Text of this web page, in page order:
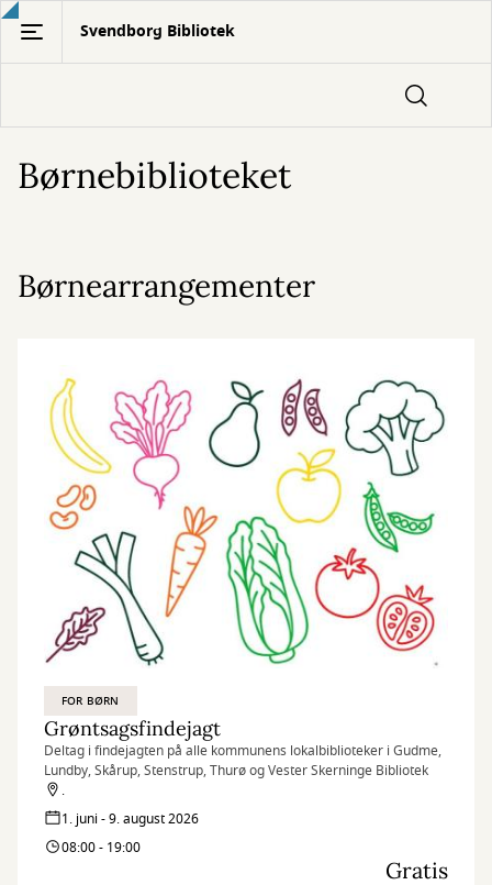
Gå
hovedindhold
Svendborg Bibliotek
Børnebiblioteket
Børnearrangementer
FOR BØRN
Grøntsagsfindejagt
Deltag i findejagten på alle kommunens lokalbiblioteker i Gudme,
Lundby, Skårup, Stenstrup, Thurø og Vester Skerninge Bibliotek
.
1. juni - 9. august 2026
08:00 - 19:00
Gratis